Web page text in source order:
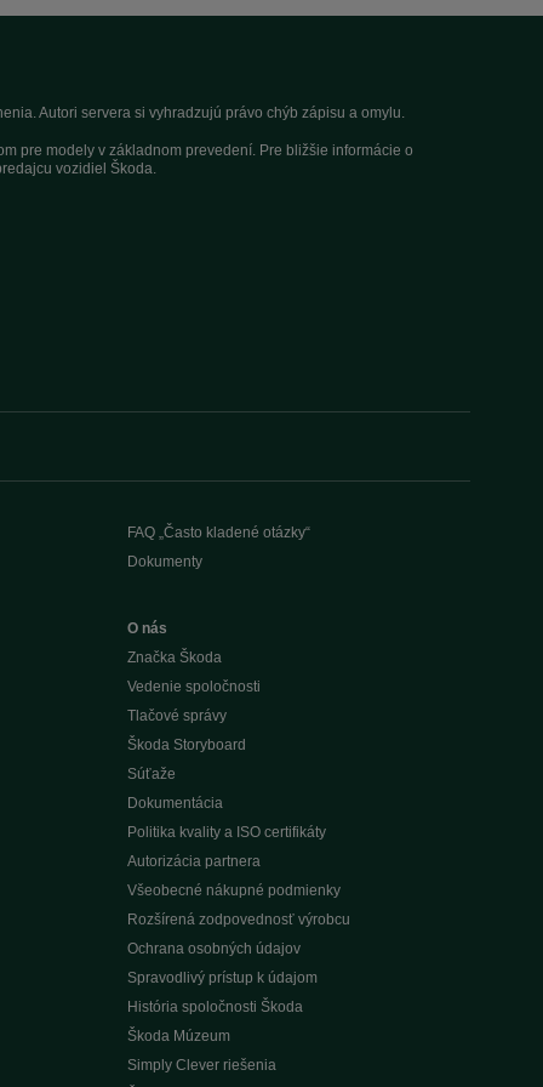
Autori servera si vyhradzujú právo chýb zápisu a omylu.
pre modely v základnom prevedení. Pre bližšie informácie o
vozidiel Škoda.
FAQ „Často kladené otázky“
Dokumenty
O nás
Značka Škoda
Vedenie spoločnosti
Tlačové správy
Škoda Storyboard
Súťaže
Dokumentácia
Politika kvality a ISO certifikáty
Autorizácia partnera
Všeobecné nákupné podmienky
Rozšírená zodpovednosť výrobcu
Ochrana osobných údajov
Spravodlivý prístup k údajom
História spoločnosti Škoda
Škoda Múzeum
Simply Clever riešenia